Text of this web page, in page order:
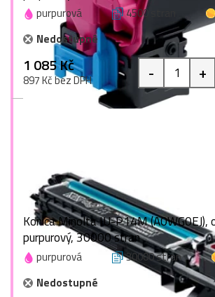
purpurová 4500 stran
Nedostupné
1 085 Kč
897 Kč bez DPH - +
Konica Minolta IU-P14M (A0WG0EJ),
purpurový, 30000 stran
purpurová 30000 stran
Nedostupné